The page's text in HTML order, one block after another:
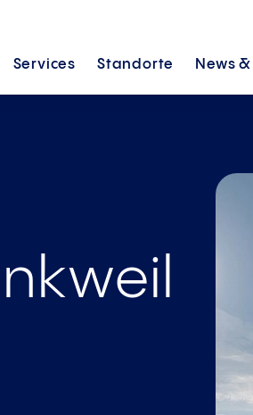
Services Standorte News &